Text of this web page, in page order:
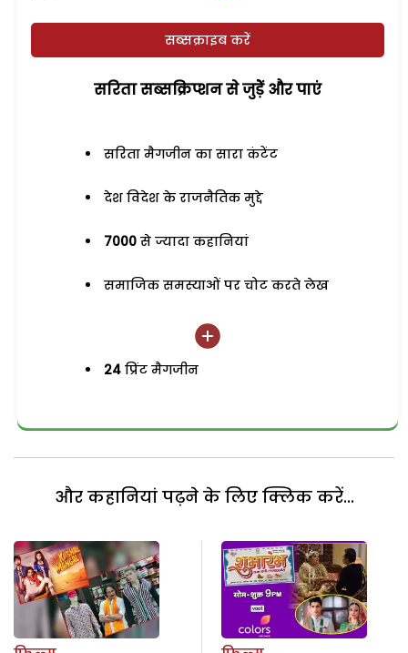
सब्सक्राइब करें
सरिता सब्सक्रिप्शन से जुड़ेें और पाएं
सरिता मैगजीन का सारा कंटेंट
देश विदेश के राजनैतिक मुद्दे
7000 से ज्यादा कहानियां
समाजिक समस्याओं पर चोट करते लेख
24 प्रिंट मैगजीन
और कहानियां पढ़ने के लिए क्लिक करें...